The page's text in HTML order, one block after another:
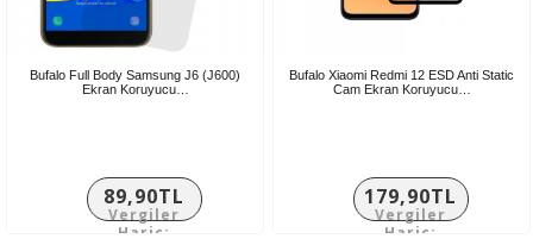
Bufalo Full Body Samsung J6 (J600)
Ekran Koruyucu…
89,90TL
Vergiler
Hariç:
Bufalo Xiaomi Redmi 12 ESD Anti Static
Cam Ekran Koruyucu…
179,90TL
Vergiler
Hariç: